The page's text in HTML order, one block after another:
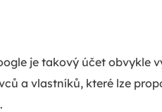
je takový účet obvykle
a vlastníků, které lze